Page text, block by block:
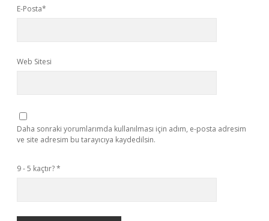
E-Posta*
Web Sitesi
Daha sonraki yorumlarımda kullanılması için adım, e-posta adresim
ve site adresim bu tarayıcıya kaydedilsin.
9 - 5 kaçtır?*